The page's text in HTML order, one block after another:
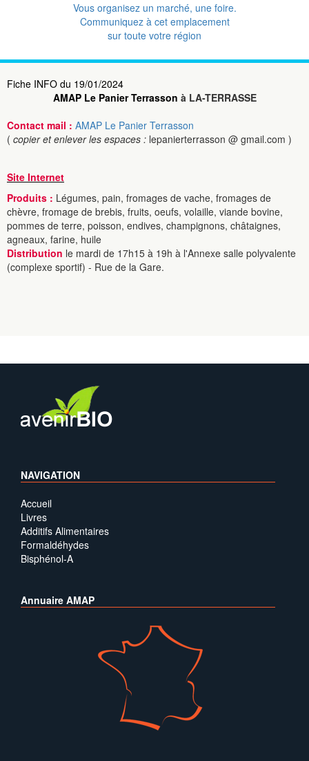
Vous organisez un marché, une foire.
Communiquez à cet emplacement
sur toute votre région
Fiche INFO du 19/01/2024
AMAP Le Panier Terrasson à LA-TERRASSE
Contact mail : AMAP Le Panier Terrasson
( copier et enlever les espaces : lepanierterrasson @ gmail.com )
Site Internet
Produits : Légumes, pain, fromages de vache, fromages de
chèvre, fromage de brebis, fruits, oeufs, volaille, viande bovine,
pommes de terre, poisson, endives, champignons, châtaignes,
agneaux, farine, huile
Distribution le mardi de 17h15 à 19h à l'Annexe salle polyvalente
(complexe sportif) - Rue de la Gare.
NAVIGATION
Accueil
Livres
Additifs Alimentaires
Formaldéhydes
Bisphénol-A
Annuaire AMAP